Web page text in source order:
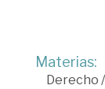
Materias:
Derecho /